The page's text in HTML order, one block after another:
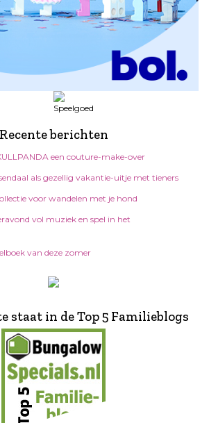
Recente berichten
een couture-make-over
als gezellig vakantie-uitje met tieners
voor wandelen met je hond
vol muziek en spel in het
van deze zomer
staat in de Top 5 Familieblogs